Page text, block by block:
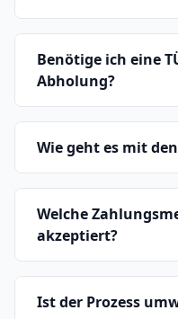
Benötige ich eine
Abholung?
Wie geht es mit
Welche
akzeptiert?
Ist der Prozess